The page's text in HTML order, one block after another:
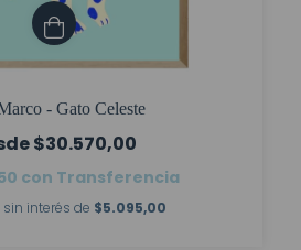
- Gato Celeste
$30.570,00
con Transferencia
interés de $5.095,00